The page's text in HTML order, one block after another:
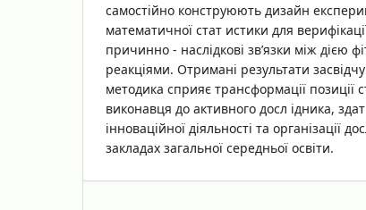
самостійно конструюють дизайн
математичної стат истики для
причинно - наслідкові зв’язки між дією
реакціями. Отримані результати
методика сприяє трансформації позиції
виконавця до активного досл ідника,
інноваційної діяльності та організації
закладах загальної середньої освіти.